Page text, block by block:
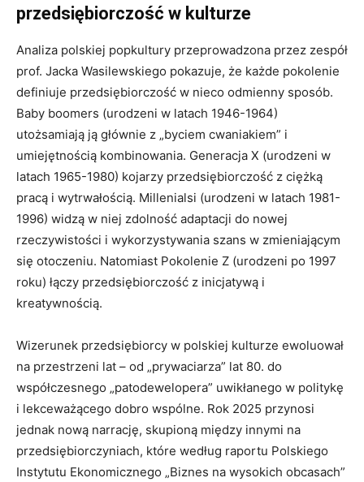
przedsiębiorczość w kulturze
Analiza polskiej popkultury przeprowadzona przez zespół
prof. Jacka Wasilewskiego pokazuje, że każde pokolenie
definiuje przedsiębiorczość w nieco odmienny sposób.
Baby boomers (urodzeni w latach 1946-1964)
utożsamiają ją głównie z „byciem cwaniakiem” i
umiejętnością kombinowania. Generacja X (urodzeni w
latach 1965-1980) kojarzy przedsiębiorczość z ciężką
pracą i wytrwałością. Millenialsi (urodzeni w latach 1981-
1996) widzą w niej zdolność adaptacji do nowej
rzeczywistości i wykorzystywania szans w zmieniającym
się otoczeniu. Natomiast Pokolenie Z (urodzeni po 1997
roku) łączy przedsiębiorczość z inicjatywą i
kreatywnością.
Wizerunek przedsiębiorcy w polskiej kulturze ewoluował
na przestrzeni lat – od „prywaciarza” lat 80. do
współczesnego „patodewelopera” uwikłanego w politykę
i lekceważącego dobro wspólne. Rok 2025 przynosi
jednak nową narrację, skupioną między innymi na
przedsiębiorczyniach, które według raportu Polskiego
Instytutu Ekonomicznego „Biznes na wysokich obcasach”